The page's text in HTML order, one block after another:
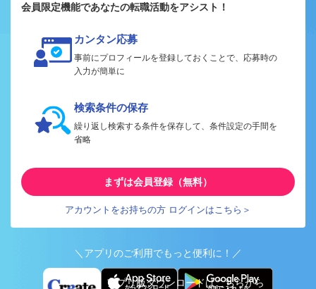
会員限定機能であなたの転職活動をアシスト！
カンタン応募
事前にプロフィールを登録しておくことで、応募時の
入力が簡単に
検索条件の保存
繰り返し検索する条件を保存して、条件設定の手間を
省略
まずは会員登録（無料）
アカウントをお持ちの方 ログインはこちら＞
＼アプリのご利用でもっと便利に！／
アプリ版ダウンロードはこちらから